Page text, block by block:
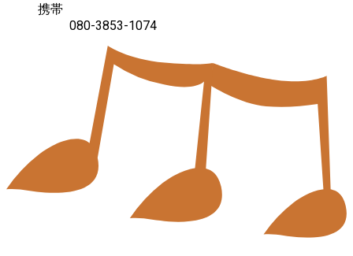
携帯
080-3853-1074